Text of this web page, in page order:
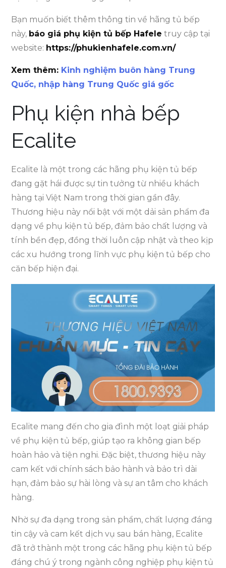
Bạn muốn biết thêm thông tin về hãng tủ bếp
này, báo giá phụ kiện tủ bếp Hafele truy cập tại
website: https://phukienhafele.com.vn/
Xem thêm: Kinh nghiệm buôn hàng Trung
Quốc, nhập hàng Trung Quốc giá gốc
Phụ kiện nhà bếp
Ecalite
Ecalite là một trong các hãng phụ kiện tủ bếp
đang gặt hái được sự tin tưởng từ nhiều khách
hàng tại Việt Nam trong thời gian gần đây.
Thương hiệu này nổi bật với một dải sản phẩm đa
dạng về phụ kiện tủ bếp, đảm bảo chất lượng và
tính bền đẹp, đồng thời luôn cập nhật và theo kịp
các xu hướng trong lĩnh vực phụ kiện tủ bếp cho
căn bếp hiện đại.
Ecalite mang đến cho gia đình một loạt giải pháp
về phụ kiện tủ bếp, giúp tạo ra không gian bếp
hoàn hảo và tiện nghi. Đặc biệt, thương hiệu này
cam kết với chính sách bảo hành và bảo trì dài
hạn, đảm bảo sự hài lòng và sự an tâm cho khách
hàng.
Nhờ sự đa dạng trong sản phẩm, chất lượng đáng
tin cậy và cam kết dịch vụ sau bán hàng, Ecalite
đã trở thành một trong các hãng phụ kiện tủ bếp
đáng chú ý trong ngành công nghiệp phụ kiện tủ